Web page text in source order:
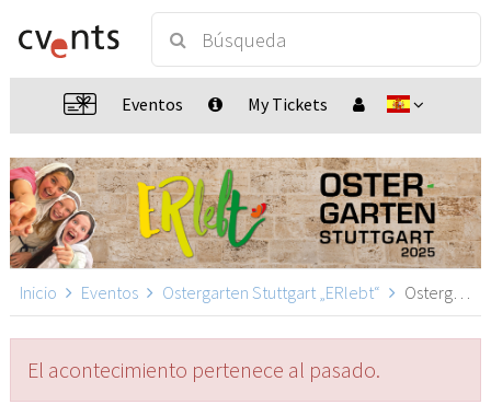
Eventos My Tickets
Inicio Eventos Ostergarten Stuttgart „ERlebt“ Ostergarten Stuttgart „ERlebt“ - 16:00 Uhr Führung, Stuttgart
El acontecimiento pertenece al pasado.